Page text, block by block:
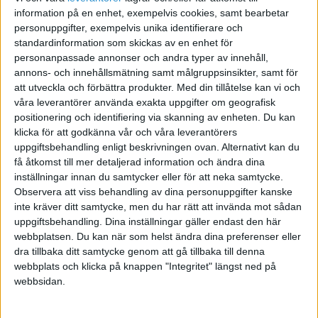
information på en enhet, exempelvis cookies, samt bearbetar
personuppgifter, exempelvis unika identifierare och
standardinformation som skickas av en enhet för
personanpassade annonser och andra typer av innehåll,
annons- och innehållsmätning samt målgruppsinsikter, samt för
att utveckla och förbättra produkter. Med din tillåtelse kan vi och
våra leverantörer använda exakta uppgifter om geografisk
positionering och identifiering via skanning av enheten. Du kan
klicka för att godkänna vår och våra leverantörers
uppgiftsbehandling enligt beskrivningen ovan. Alternativt kan du
få åtkomst till mer detaljerad information och ändra dina
inställningar innan du samtycker eller för att neka samtycke.
Observera att viss behandling av dina personuppgifter kanske
inte kräver ditt samtycke, men du har rätt att invända mot sådan
uppgiftsbehandling. Dina inställningar gäller endast den här
webbplatsen. Du kan när som helst ändra dina preferenser eller
dra tillbaka ditt samtycke genom att gå tillbaka till denna
webbplats och klicka på knappen "Integritet" längst ned på
webbsidan.
50% av aktierna i ett annat bolag?
The Ascent: Ny Youtube-kanal för män i en vilsen värld
Ingvar Wogenius
2016-01-19 00:15
Nej, reglerna kring koncernredovisning har
lättats på, så koncernen ska ha minst 50
anställda och en omsättning på minst 80 miljoner
för att tvingas göra en riktig
koncernredovisning.